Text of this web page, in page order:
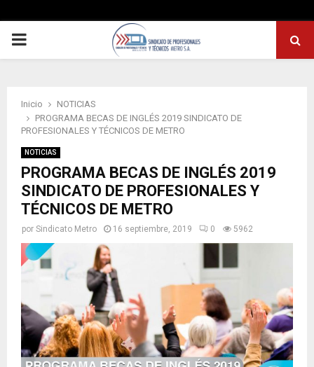
PRIMARY
Inicio
NOTICIAS
PROGRAMA BECAS DE INGLÉS 2019 SINDICATO DE
PROFESIONALES Y TÉCNICOS DE METRO
NOTICIAS
PROGRAMA BECAS DE INGLÉS 2019
SINDICATO DE PROFESIONALES Y
TÉCNICOS DE METRO
por Sindicato Metro 16 septiembre, 2019 0 5962